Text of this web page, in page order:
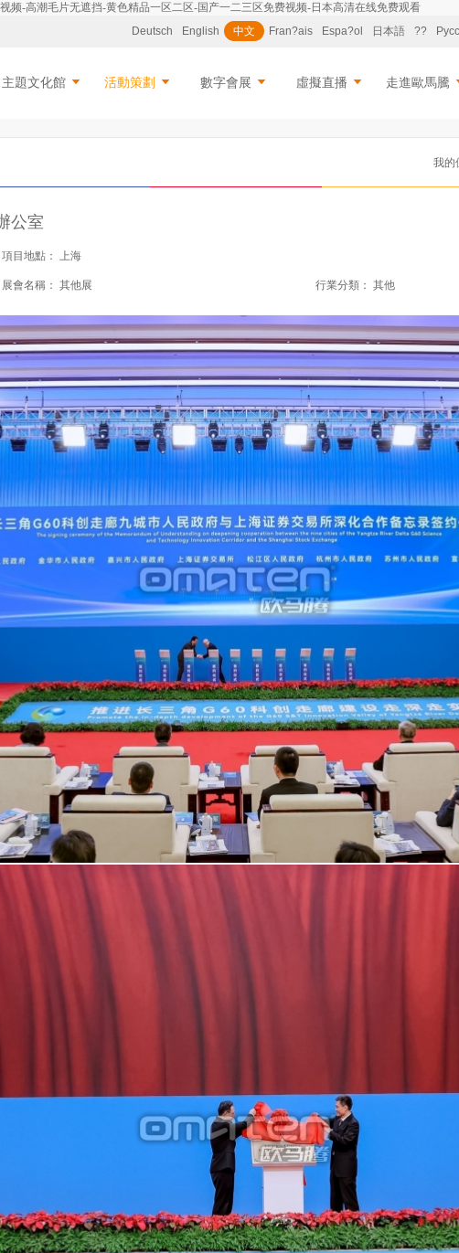
频-高潮毛片无遮挡-黄色精品一区二区-国产一二三区免费视频-日本高清在线免费观看
Deutsch English 中文 Fran?ais Espa?ol 日本語 ??
主題文化館 活動策劃 數字會展 虛擬直播 走進歐馬騰
我的
公室
項目地點： 上海
展會名稱： 其他展 行業分類： 其他